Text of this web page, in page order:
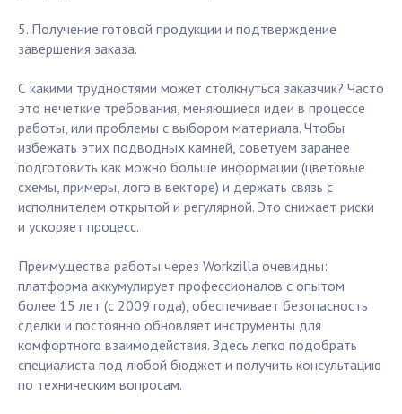
5. Получение готовой продукции и подтверждение
завершения заказа.
С какими трудностями может столкнуться заказчик? Часто
это нечеткие требования, меняющиеся идеи в процессе
работы, или проблемы с выбором материала. Чтобы
избежать этих подводных камней, советуем заранее
подготовить как можно больше информации (цветовые
схемы, примеры, лого в векторе) и держать связь с
исполнителем открытой и регулярной. Это снижает риски
и ускоряет процесс.
Преимущества работы через Workzilla очевидны:
платформа аккумулирует профессионалов с опытом
более 15 лет (с 2009 года), обеспечивает безопасность
сделки и постоянно обновляет инструменты для
комфортного взаимодействия. Здесь легко подобрать
специалиста под любой бюджет и получить консультацию
по техническим вопросам.